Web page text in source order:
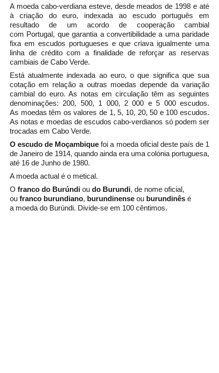
A moeda cabo-verdiana esteve, desde meados de 1998 e até
à criação do
euro, indexada ao escudo português
em
resultado de um acordo de cooperação cambial
com Portugal, que garantia a convertibilidade a uma paridade
fixa em escudos portugueses e que criava igualmente uma
linha de crédito com a finalidade de reforçar as reservas
cambiais de Cabo Verde.
Está atualmente indexada ao euro, o que significa que sua
cotação em relação a outras moedas depende da variação
cambial do euro. As notas em circulação têm as seguintes
denominações: 200, 500, 1 000, 2 000 e 5 000 escudos.
As moedas têm os valores de 1, 5, 10, 20, 50 e 100 escudos.
As notas e moedas de escudos cabo-verdianos só podem ser
trocadas em Cabo Verde.
O escudo de Moçambique foi a moeda oficial deste país de 1
de Janeiro de 1914, quando ainda era uma colónia portuguesa,
até 16 de Junho de 1980.
A moeda actual é o metical.
O franco do Burúndi ou do Burundi, de nome oficial,
ou franco burundiano, burundinense ou burundinês é
a moeda do Burúndi. Divide-se em 100 cêntimos.